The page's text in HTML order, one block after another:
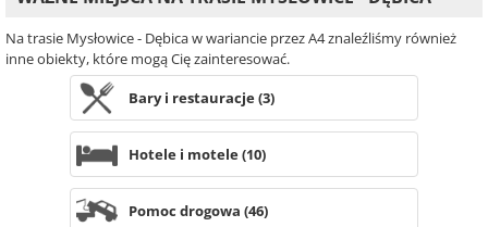
Na trasie Mysłowice - Dębica w wariancie przez A4 znaleźliśmy również
inne obiekty, które mogą Cię zainteresować.
Bary i restauracje (3)
Hotele i motele (10)
Pomoc drogowa (46)